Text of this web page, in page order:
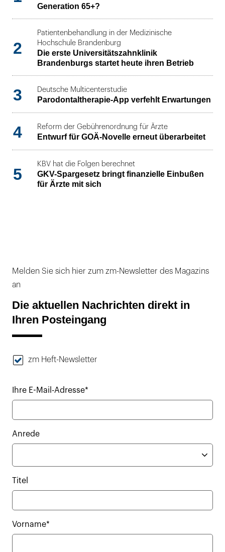
Generation 65+?
2
Patientenbehandlung in der Medizinische
Hochschule Brandenburg
Die erste Universitätszahnklinik
Brandenburgs startet heute ihren Betrieb
3 Deutsche Multicenterstudie
Parodontaltherapie-App verfehlt Erwartungen
4 Reform der Gebührenordnung für Ärzte
Entwurf für GOÄ-Novelle erneut überarbeitet
5
KBV hat die Folgen berechnet
GKV-Spargesetz bringt finanzielle Einbußen
für Ärzte mit sich
Melden Sie sich hier zum zm-Newsletter des Magazins
an
Die aktuellen Nachrichten direkt in
Ihren Posteingang
zm Heft-Newsletter
Ihre E-Mail-Adresse*
Anrede
Titel
Vorname*